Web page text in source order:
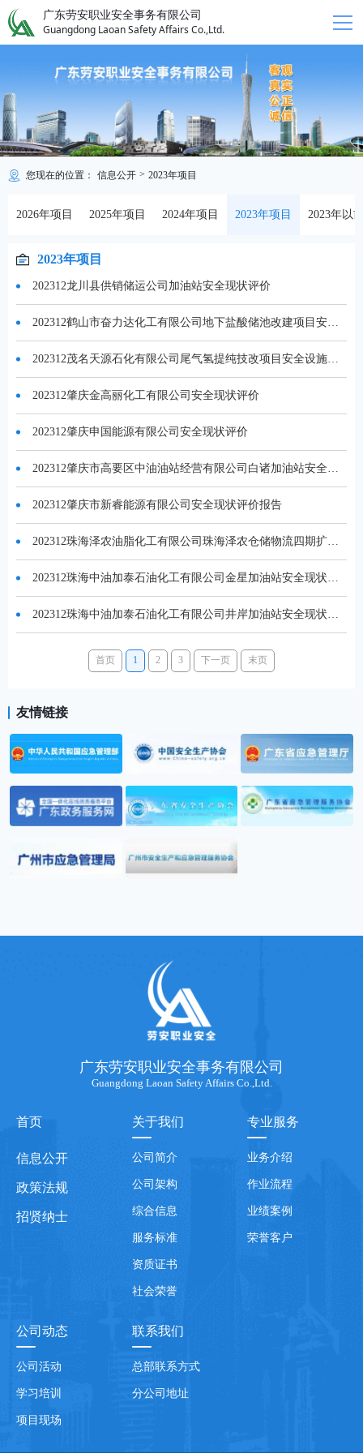
广东劳安职业安全事务有限公司
Guangdong Laoan Safety Affairs Co.,Ltd.
您现在的位置： 信息公开 > 2023年项目
2026年项目 2025年项目 2024年项目 2023年项目 2023年以
2023年项目
202312龙川县供销储运公司加油站安全现状评价
202312鹤山市奋力达化工有限公司地下盐酸储池改建项目安全评价
202312茂名天源石化有限公司尾气氢提纯技改项目安全设施竣工验收安全评价
202312肇庆金高丽化工有限公司安全现状评价
202312肇庆申国能源有限公司安全现状评价
202312肇庆市高要区中油油站经营有限公司白诸加油站安全现状评价
202312肇庆市新睿能源有限公司安全现状评价报告
202312珠海泽农油脂化工有限公司珠海泽农仓储物流四期扩建项目试生产（使用）前安全检查
202312珠海中油加泰石油化工有限公司金星加油站安全现状评价
202312珠海中油加泰石油化工有限公司井岸加油站安全现状评价
首页 1 2 3 下一页 末页
友情链接
广东劳安职业安全事务有限公司
Guangdong Laoan Safety Affairs Co.,Ltd.
首页
信息公开
政策法规
招贤纳士
关于我们
公司简介
公司架构
综合信息
服务标准
资质证书
社会荣誉
专业服务
业务介绍
作业流程
业绩案例
荣誉客户
公司动态
公司活动
学习培训
项目现场
联系我们
总部联系方式
分公司地址